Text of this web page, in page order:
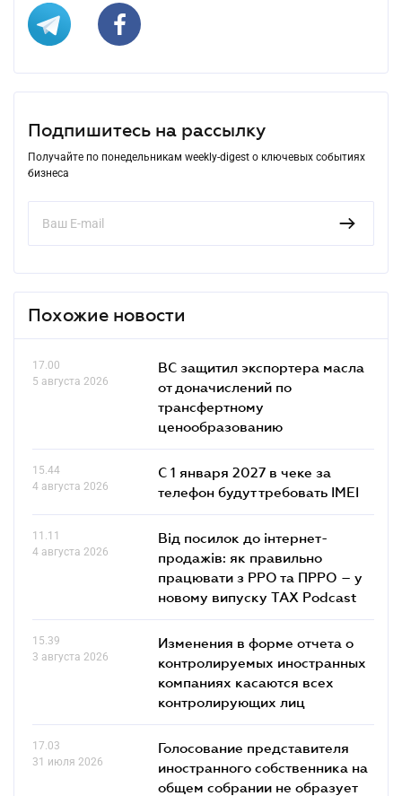
Подпишитесь на рассылку
Получайте по понедельникам weekly-digest о ключевых событиях
бизнеса
Похожие новости
17.00
5 августа 2026
ВС защитил экспортера масла
от доначислений по
трансфертному
ценообразованию
15.44
4 августа 2026
С 1 января 2027 в чеке за
телефон будут требовать IMEI
11.11
4 августа 2026
Від посилок до інтернет-
продажів: як правильно
працювати з РРО та ПРРО – у
новому випуску TAX Podcast
15.39
3 августа 2026
Изменения в форме отчета о
контролируемых иностранных
компаниях касаются всех
контролирующих лиц
17.03
31 июля 2026
Голосование представителя
иностранного собственника на
общем собрании не образует